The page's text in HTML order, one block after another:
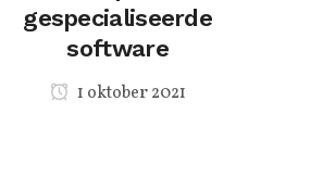
gespecialiseerde
software
1 oktober 2021